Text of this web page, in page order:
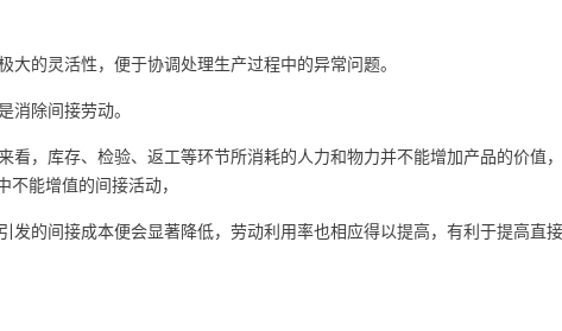
大的灵活性，便于协调处理生产过程中的异常问题。
消除间接劳动。
看，库存、检验、返工等环节所消耗的人力和物力并不能增加产品的价值
不能增值的间接活动，
发的间接成本便会显著降低，劳动利用率也相应得以提高，有利于提高直